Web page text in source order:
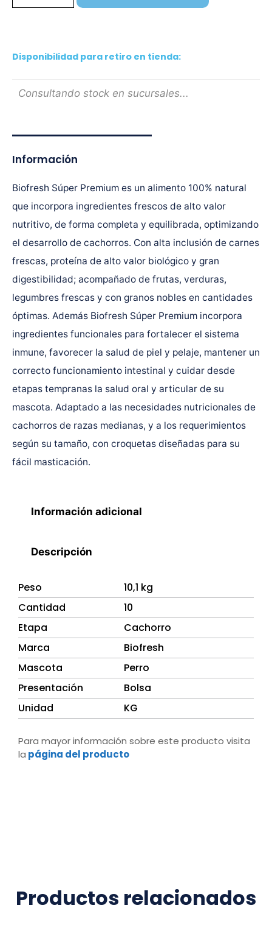
Disponibilidad para retiro en tienda:
Consultando stock en sucursales...
Información
Biofresh Súper Premium es un alimento 100% natural
que incorpora ingredientes frescos de alto valor
nutritivo, de forma completa y equilibrada, optimizando
el desarrollo de cachorros. Con alta inclusión de carnes
frescas, proteína de alto valor biológico y gran
digestibilidad; acompañado de frutas, verduras,
legumbres frescas y con granos nobles en cantidades
óptimas. Además Biofresh Súper Premium incorpora
ingredientes funcionales para fortalecer el sistema
inmune, favorecer la salud de piel y pelaje, mantener un
correcto funcionamiento intestinal y cuidar desde
etapas tempranas la salud oral y articular de su
mascota. Adaptado a las necesidades nutricionales de
cachorros de razas medianas, y a los requerimientos
según su tamaño, con croquetas diseñadas para su
fácil masticación.
Información adicional
Descripción
Peso
10,1 kg
Cantidad
10
Etapa
Cachorro
Marca
Biofresh
Mascota
Perro
Presentación
Bolsa
Unidad
KG
Para mayor información sobre este producto visita
la página del producto
Productos relacionados